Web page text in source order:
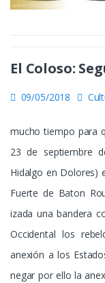
El Coloso:
09/05/2018
mucho tiempo para
23 de septiembre
Hidalgo en Dolores)
Fuerte de Baton
izada una bandera
Occidental los
anexión a los
negar por ello la